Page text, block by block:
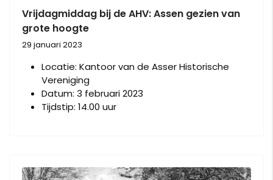
Vrijdagmiddag bij de AHV: Assen gezien van
grote hoogte
29 januari 2023
Locatie: Kantoor van de Asser Historische
Vereniging
Datum: 3 februari 2023
Tijdstip: 14.00 uur